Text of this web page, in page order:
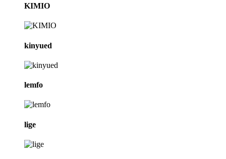
KIMIO
kinyued
lemfo
lige